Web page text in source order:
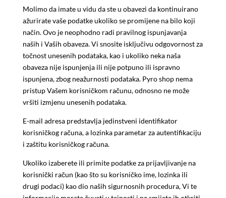
Molimo da imate u vidu da ste u obavezi da kontinuirano
ažurirate vaše podatke ukoliko se promijene na bilo koji
način. Ovo je neophodno radi pravilnog ispunjavanja
naših i Vaših obaveza. Vi snosite isključivu odgovornost za
točnost unesenih podataka, kao i ukoliko neka naša
obaveza nije ispunjenja ili nije potpuno ili ispravno
ispunjena, zbog neažurnosti podataka. Pyro shop nema
pristup Vašem korisničkom računu, odnosno ne može
vršiti izmjenu unesenih podataka.
E-mail adresa predstavlja jedinstveni identifikator
korisničkog računa, a lozinka parametar za autentifikaciju
i zaštitu korisničkog računa.
Ukoliko izaberete ili primite podatke za prijavljivanje na
korisnički račun (kao što su korisničko ime, lozinka ili
drugi podaci) kao dio naših sigurnosnih procedura, Vi te